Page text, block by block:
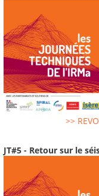
>>
JT#5 - Retour sur le